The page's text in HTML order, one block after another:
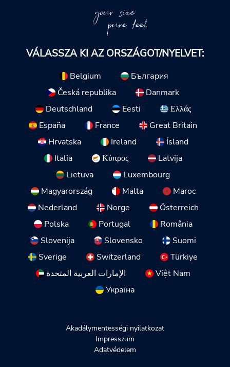
your size
pure feel
VÁLASSZA KI AZ ORSZÁGOT/NYELVET:
Belgium
България
Česká republika
Danmark
Deutschland
Eesti
Ελλάς
España
France
Great Britain
Hrvatska
Ireland
Ísland
Italia
Κύπρος
Latvija
Lietuva
Luxembourg
Magyarország
Malta
Maroc
Nederland
Norge
Österreich
Polska
Portugal
România
Slovenija
Slovensko
Suomi
Sverige
Switzerland
Türkiye
الإمارات العربية المتحدة
Việt Nam
Україна
Akadálymentességi nyilatkozat
Impresszum
Adatvédelem